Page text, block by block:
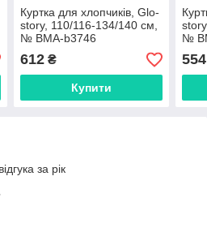
Куртка для хлопчиків, Glo-
story, 110/116-134/140 см,
№ BMA-b3746
612₴
Купити
№
554
за рік